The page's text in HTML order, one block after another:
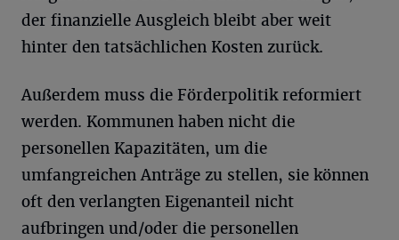
der finanzielle Ausgleich bleibt aber weit
hinter den tatsächlichen Kosten zurück.
Außerdem muss die Förderpolitik reformiert
werden. Kommunen haben nicht die
personellen Kapazitäten, um die
umfangreichen Anträge zu stellen, sie können
oft den verlangten Eigenanteil nicht
aufbringen und/oder die personellen